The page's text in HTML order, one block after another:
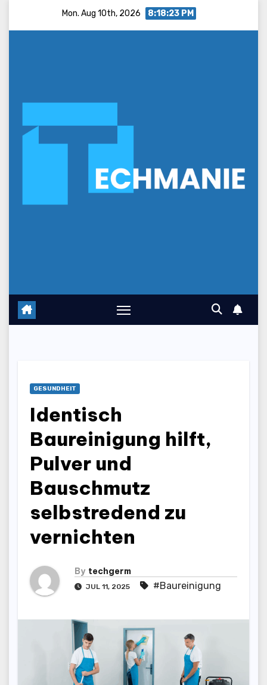
Mon. Aug 10th, 2026 8:18:24 PM
GESUNDHEIT
Identisch
Baureinigung hilft,
Pulver und
Bauschmutz
selbstredend zu
vernichten
By techgerm
JUL 11, 2025 #Baureinigung